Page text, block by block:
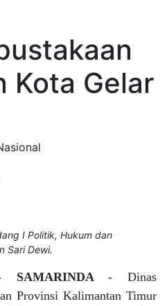
Kota Gelar
I Politik, Hukum dan
Sari Dewi.
- SAMARINDA - Dinas
Provinsi Kalimantan Timur